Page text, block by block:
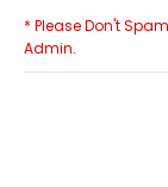
* Please Don't
Admin.